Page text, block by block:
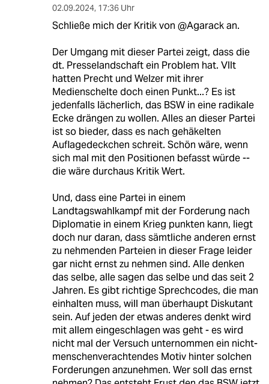
02.09.2024, 17:36 Uhr
Schließe mich der Kritik von @Agarack an.
Der Umgang mit dieser Partei zeigt, dass die
dt. Presselandschaft ein Problem hat. Vllt
hatten Precht und Welzer mit ihrer
Medienschelte doch einen Punkt...? Es ist
jedenfalls lächerlich, das BSW in eine radikale
Ecke drängen zu wollen. Alles an dieser Partei
ist so bieder, dass es nach gehäkelten
Auflagedeckchen schreit. Schön wäre, wenn
sich mal mit den Positionen befasst würde --
die wäre durchaus Kritik Wert.
Und, dass eine Partei in einem
Landtagswahlkampf mit der Forderung nach
Diplomatie in einem Krieg punkten kann, liegt
doch nur daran, dass sämtliche anderen ernst
zu nehmenden Parteien in dieser Frage leider
gar nicht ernst zu nehmen sind. Alle denken
das selbe, alle sagen das selbe und das seit 2
Jahren. Es gibt richtige Sprechcodes, die man
einhalten muss, will man überhaupt Diskutant
sein. Auf jeden der etwas anderes denkt wird
mit allem eingeschlagen was geht - es wird
nicht mal der Versuch unternommen ein nicht-
menschenverachtendes Motiv hinter solchen
Forderungen anzunehmen. Wer soll das ernst